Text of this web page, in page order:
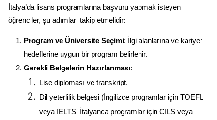
İtalya’da lisans programlarına başvuru yapmak isteyen
öğrenciler, şu adımları takip etmelidir:
Program ve Üniversite Seçimi: İlgi alanlarına ve kariyer
hedeflerine uygun bir program belirlenir.
Gerekli Belgelerin Hazırlanması:
Lise diploması ve transkript.
Dil yeterlilik belgesi (İngilizce programlar için TOEFL
veya IELTS, İtalyanca programlar için CILS veya